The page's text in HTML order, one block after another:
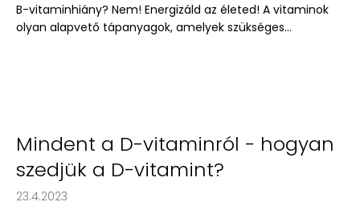
B-vitaminhiány? Nem! Energizáld az életed! A vitaminok
olyan alapvető tápanyagok, amelyek szükséges...
Mindent a D-vitaminról - hogyan
szedjük a D-vitamint?
23.4.2023